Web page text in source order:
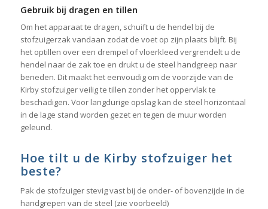
Gebruik bij dragen en tillen
Om het apparaat te dragen, schuift u de hendel bij de
stofzuigerzak vandaan zodat de voet op zijn plaats blijft. Bij
het optillen over een drempel of vloerkleed vergrendelt u de
hendel naar de zak toe en drukt u de steel handgreep naar
beneden. Dit maakt het eenvoudig om de voorzijde van de
Kirby stofzuiger veilig te tillen zonder het oppervlak te
beschadigen. Voor langdurige opslag kan de steel horizontaal
in de lage stand worden gezet en tegen de muur worden
geleund.
Hoe tilt u de Kirby stofzuiger het
beste?
Pak de stofzuiger stevig vast bij de onder- of bovenzijde in de
handgrepen van de steel (zie voorbeeld)